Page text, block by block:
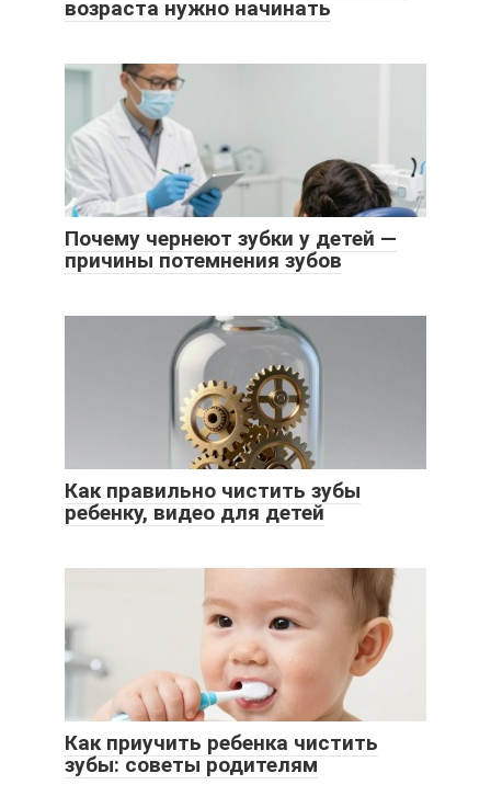
возраста нужно начинать
Почему чернеют зубки у детей —
причины потемнения зубов
Как правильно чистить зубы
ребенку, видео для детей
Как приучить ребенка чистить
зубы: советы родителям